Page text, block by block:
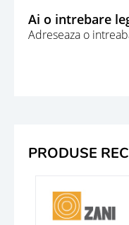
Ai o intrebare
Adreseaza o
PRODUSE